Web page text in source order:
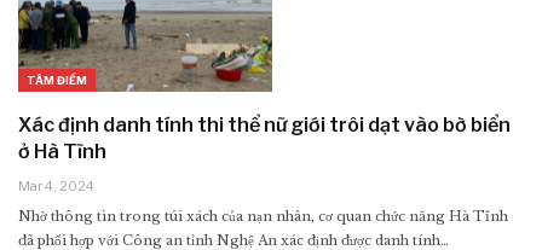
TÂM ĐIỂM
Xác định danh tính thi thể nữ giới trôi dạt vào bờ biển
ở Hà Tĩnh
Mar 4, 2024
Nhờ thông tin trong túi xách của nạn nhân, cơ quan chức năng Hà Tĩnh
đã phối hợp với Công an tỉnh Nghệ An xác định được danh tính…